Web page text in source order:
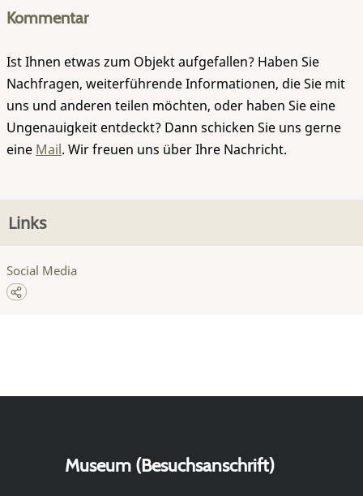
Kommentar
Ist Ihnen etwas zum Objekt aufgefallen? Haben Sie
Nachfragen, weiterführende Informationen, die Sie mit
uns und anderen teilen möchten, oder haben Sie eine
Ungenauigkeit entdeckt? Dann schicken Sie uns gerne
eine Mail. Wir freuen uns über Ihre Nachricht.
Links
Social Media
Museum (Besuchsanschrift)